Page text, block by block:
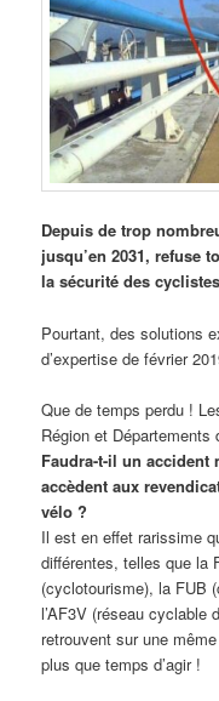
Depuis de trop
jusqu’en 2031, refuse
la sécurité des
Pourtant, des solutions
d’expertise de février
Que de temps perdu !
Région et Départements
Faudra-t-il un accident
accèdent aux
vélo ?
Il est en effet rarissime
différentes, telles que la
(cyclotourisme), la FUB
l’AF3V (réseau
retrouvent sur une
plus que temps d’agir !